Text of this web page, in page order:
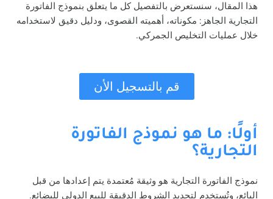
هذا المقال، سنستعرض بالتفصيل كل ما يتعلق بنموذج الفاتورة
التجارية الجاهز: مكوناته، أهميته القصوى، ودليل دقيق لاستخدامه
خلال عمليات التخليص الجمركي.
قم بالتسجيل الأن
أولًا: ما هو نموذج الفاتورة
التجارية؟
نموذج الفاتورة التجارية هو وثيقة مُعتمدة يتم إعدادها من قبل
البائع، وتُستخدم لتحديد الشروط الدقيقة للبيع الدولي للبضائع.